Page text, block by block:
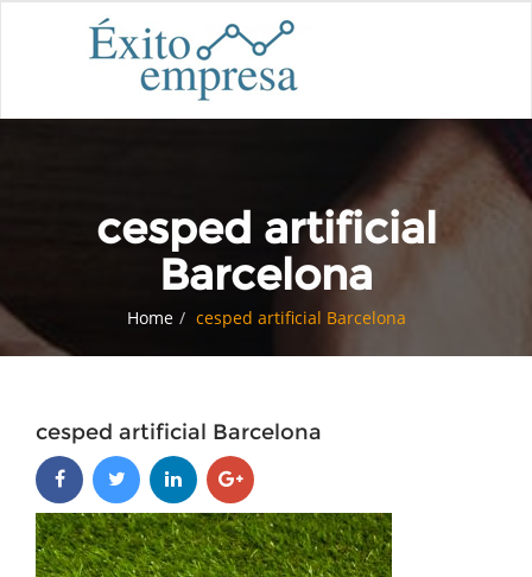
cesped artificial
Barcelona
Home cesped artificial Barcelona
cesped artificial Barcelona